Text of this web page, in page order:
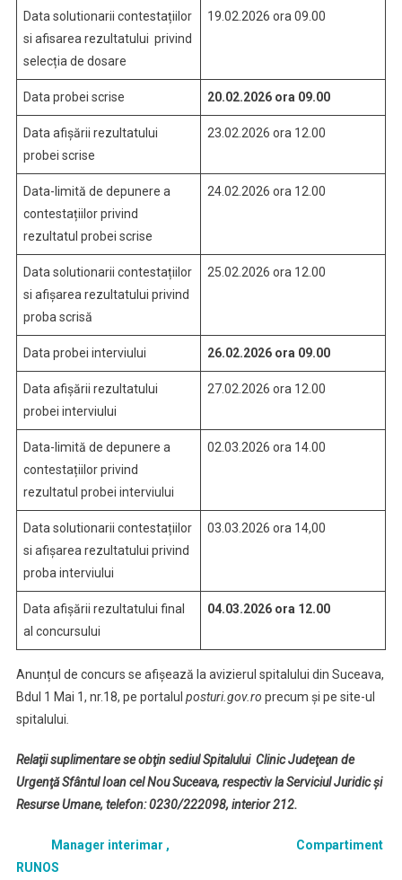
Data solutionarii contestațiilor
si afisarea rezultatului privind
selecția de dosare
19.02.2026 ora 09.00
Data probei scrise 20.02.2026 ora 09.00
Data afișării rezultatului
probei scrise
23.02.2026 ora 12.00
Data-limită de depunere a
contestațiilor privind
rezultatul probei scrise
24.02.2026 ora 12.00
Data solutionarii contestațiilor
si afișarea rezultatului privind
proba scrisă
25.02.2026 ora 12.00
Data probei interviului 26.02.2026 ora 09.00
Data afișării rezultatului
probei interviului
27.02.2026 ora 12.00
Data-limită de depunere a
contestațiilor privind
rezultatul probei interviului
02.03.2026 ora 14.00
Data solutionarii contestațiilor
si afișarea rezultatului privind
proba interviului
03.03.2026 ora 14,00
Data afișării rezultatului final
al concursului
04.03.2026 ora 12.00
Anunțul de concurs se afișează la avizierul spitalului din Suceava,
Bdul 1 Mai 1, nr.18, pe portalul posturi.gov.ro precum și pe site-ul
spitalului
Relaţii suplimentare se obţin sediul Spitalului Clinic Judeţean de
Urgenţă Sfântul Ioan cel Nou Suceava, respectiv la Serviciul Juridic și
Resurse Umane, telefon: 0230/222098, interior 212.
Manager interimar , Compartiment
RUNOS